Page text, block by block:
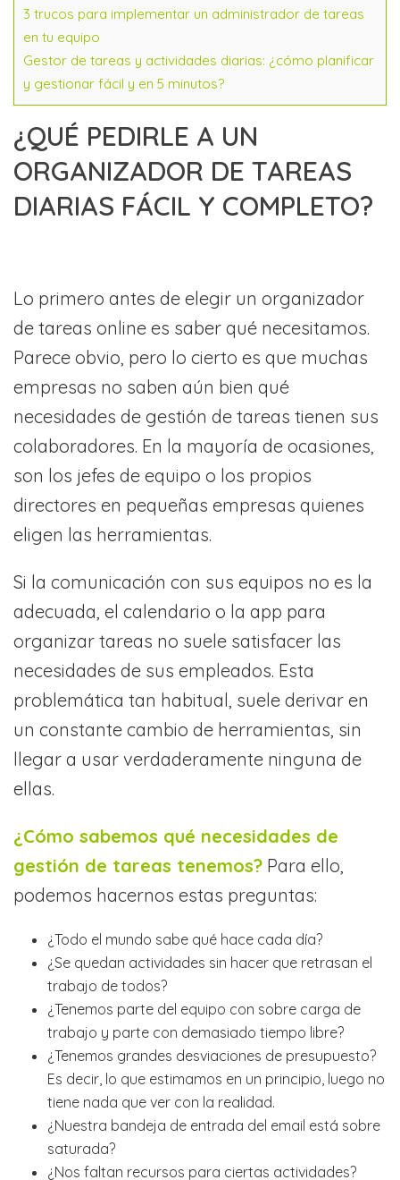
3 trucos para implementar un administrador de tareas
en tu equipo
Gestor de tareas y actividades diarias: ¿cómo planificar
y gestionar fácil y en 5 minutos?
¿QUÉ PEDIRLE A UN
ORGANIZADOR DE TAREAS
DIARIAS FÁCIL Y COMPLETO?
Lo primero antes de elegir un organizador
de tareas online es saber qué necesitamos.
Parece obvio, pero lo cierto es que muchas
empresas no saben aún bien qué
necesidades de gestión de tareas tienen sus
colaboradores. En la mayoría de ocasiones,
son los jefes de equipo o los propios
directores en pequeñas empresas quienes
eligen las herramientas.
Si la comunicación con sus equipos no es la
adecuada, el calendario o la app para
organizar tareas no suele satisfacer las
necesidades de sus empleados. Esta
problemática tan habitual, suele derivar en
un constante cambio de herramientas, sin
llegar a usar verdaderamente ninguna de
ellas.
¿Cómo sabemos qué necesidades de
gestión de tareas tenemos? Para ello,
podemos hacernos estas preguntas:
¿Todo el mundo sabe qué hace cada día?
¿Se quedan actividades sin hacer que retrasan el
trabajo de todos?
¿Tenemos parte del equipo con sobre carga de
trabajo y parte con demasiado tiempo libre?
¿Tenemos grandes desviaciones de presupuesto?
Es decir, lo que estimamos en un principio, luego no
tiene nada que ver con la realidad.
¿Nuestra bandeja de entrada del email está sobre
saturada?
¿Nos faltan recursos para ciertas actividades?